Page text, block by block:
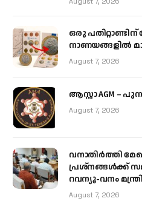
ഒരു
നാണയങ്ങളിൽ
August 7, 2026
ആസ്റ്റാ AGM –
August 7, 2026
വനാതിർത്തി
പ്രശ്നങ്ങൾക്ക്
റവന്യൂ-വനം
August 7, 2026